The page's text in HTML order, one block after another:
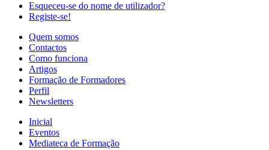
Esqueceu-se do nome de utilizador?
Registe-se!
Quem somos
Contactos
Como funciona
Artigos
Formação de Formadores
Perfil
Newsletters
Inicial
Eventos
Mediateca de Formação